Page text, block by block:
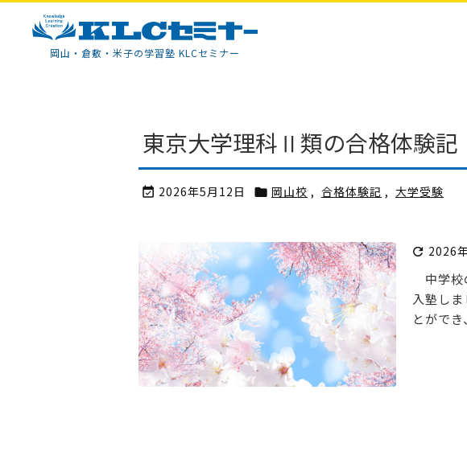
KLCセミナー
岡山・倉敷・米子の学習塾 KLCセミナー
東京大学理科Ⅱ類の合格体験記
 2026年5月12日  岡山校 , 合格体験記 , 大学受験
 2026
中学校
入塾し
とがで